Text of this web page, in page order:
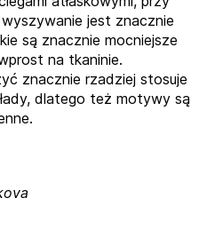
jest znacznie
są znacznie mocniejsze
na tkaninie.
znacznie rzadziej stosuje
dlatego też motywy są